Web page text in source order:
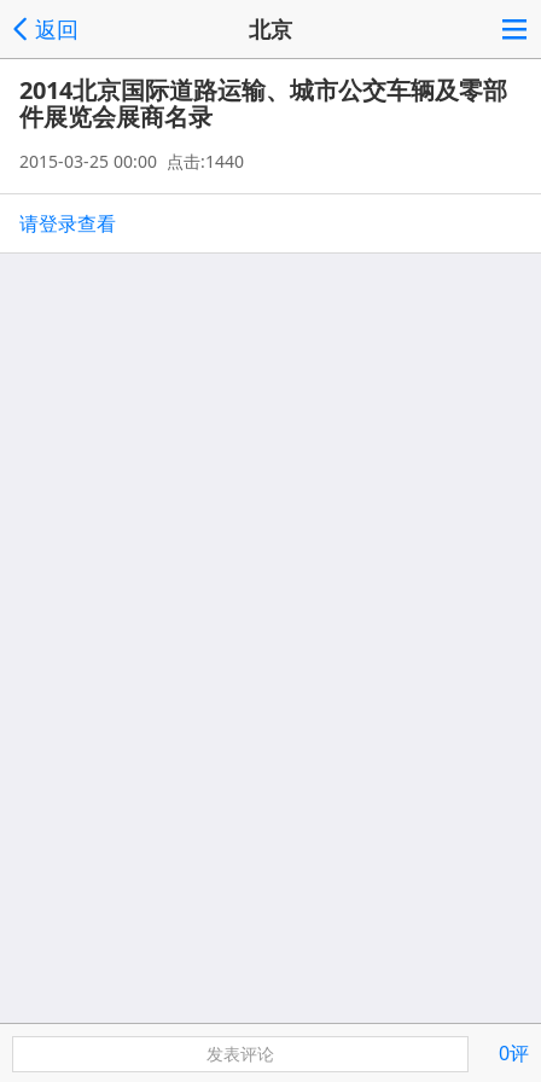
返回 北京
2014北京国际道路运输、城市公交车辆及零部
件展览会展商名录
2015-03-25 00:00 点击:1440
请登录查看
发表评论 0评